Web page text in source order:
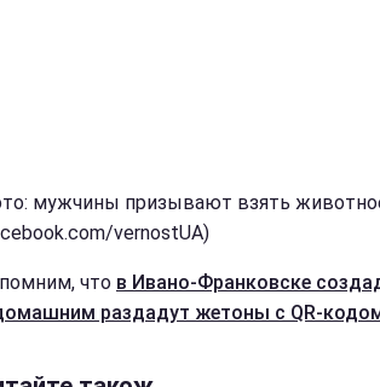
мужчины призывают взять
vernostUA)
что в Ивано-Франковске
раздадут жетоны с QR-